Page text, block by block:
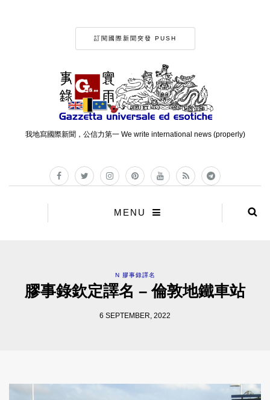
訂閱國際新聞突發 PUSH
我地寫國際新聞，公信力第一 We write international news (properly)
MENU
N 膠事錄譯名
膠事錄欽定譯名 – 倫敦地鐵車站
6 SEPTEMBER, 2022